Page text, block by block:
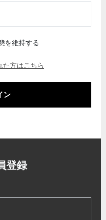
を維持する
た方はこちら
ン
登録